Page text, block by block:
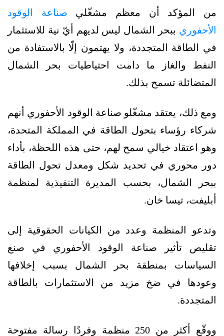
من المؤكد أن معظم مشغّلي صناعة الوقود
الأحفوري ببحر الشمال ليس لديهم أيّ نية للاستثمار
في الطاقة المتجددة، ولا يهتمون إلّا بالاستفادة من
النفط والغاز ما دامت احتياطيات بحر الشمال
المتضائلة تسمح بذلك.
ومع ذلك، يعتقد مشغّلو صناعة الوقود الأحفوري أنهم
شركاء رؤساء بتحول الطاقة في المملكة المتحدة،
وهو اعتقاد خيالي سمح لهم، حتى هذه اللحظة، بأداء
دور محوري في تحديد شكل ومعدل تحول الطاقة
ببحر الشمال، بحسب المديرة التنفيذية لمنظمة
أبليفت، تيسا خان.
وتدعو المنظمة وعدد من الكيانات الحقوقية إلى
تقليص تأثير صناعة الوقود الأحفوري في صنع
السياسات بمنطقة بحر الشمال بسبب إخلافها
وعودها في ضخ مزيد من الاستثمارات بالطاقة
المتجددة.
ووقّع أكثر من 250 منظمة وفردًا رسالة مفتوحة